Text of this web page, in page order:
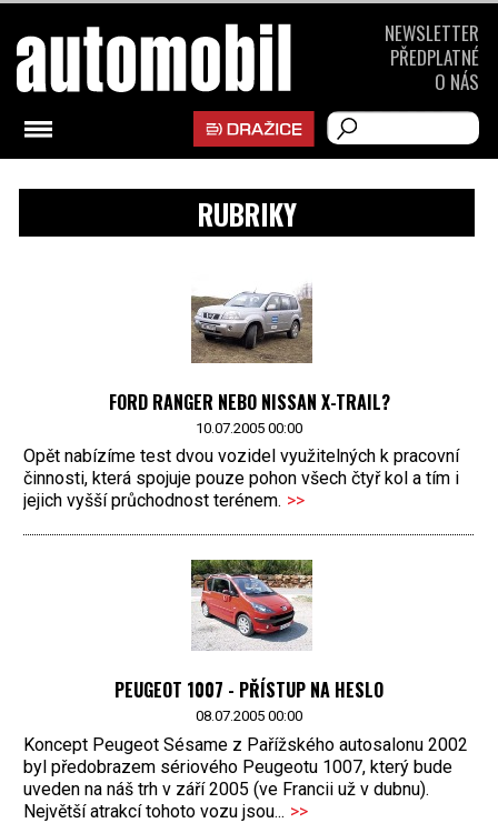
RUBRIKY
FORD RANGER NEBO NISSAN X-TRAIL?
10.07.2005 00:00
Opět nabízíme test dvou vozidel využitelných k pracovní
činnosti, která spojuje pouze pohon všech čtyř kol a tím i
jejich vyšší průchodnost terénem. >>
PEUGEOT 1007 - PŘÍSTUP NA HESLO
08.07.2005 00:00
Koncept Peugeot Sésame z Pařížského autosalonu 2002
byl předobrazem sériového Peugeotu 1007, který bude
uveden na náš trh v září 2005 (ve Francii už v dubnu).
Největší atrakcí tohoto vozu jsou... >>
NEWSLETTER
PŘEDPLATNÉ
O NÁS